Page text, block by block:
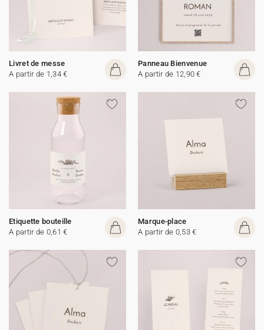
Livret de messe
A partir de 1,34 €
Panneau Bienvenue
A partir de 12,90 €
Etiquette bouteille
A partir de 0,61 €
Marque-place
A partir de 0,53 €